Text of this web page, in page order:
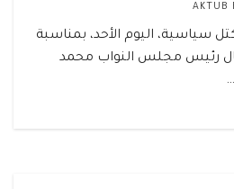
AKTUB
سياسية، اليوم الأحد، بمناسبة
رئيس مجلس النواب محمد